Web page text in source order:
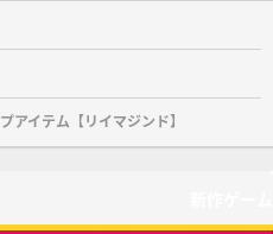
アイテム【リイマジンド】